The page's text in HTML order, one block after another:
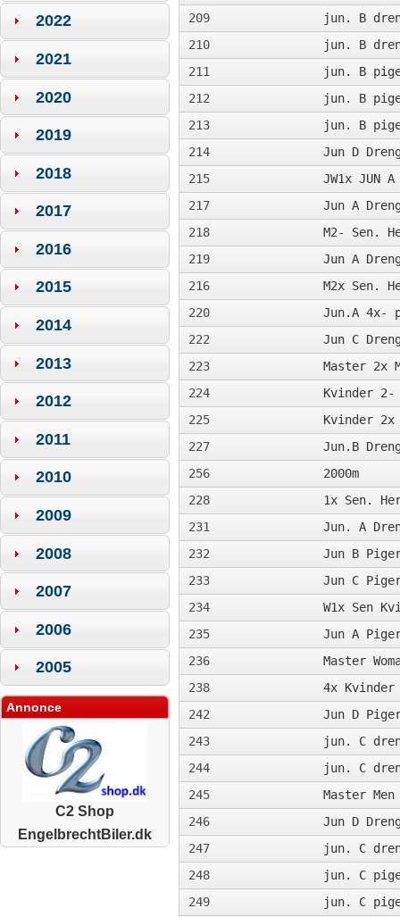
2022
2021
2020
2019
2018
2017
2016
2015
2014
2013
2012
2011
2010
2009
2008
2007
2006
2005
Annonce
C2 Shop
EngelbrechtBiler.dk
209
jun. B
210
jun. B
211
jun. B
212
jun. B
213
jun. B
214
Jun D
215
JW1x JUN A
217
Jun A
218
M2- Sen.
219
Jun A
216
M2x Sen.
220
Jun.A 4x-
222
Jun C
223
Master 2x
224
Kvinder 2-
225
Kvinder 2x
227
Jun.B
256
2000m
228
1x Sen.
231
Jun. A
232
Jun B
233
Jun C
234
W1x Sen
235
Jun A
236
Master
238
4x Kvinder
242
Jun D
243
jun. C
244
jun. C
245
Master
246
Jun D
247
jun. C
248
jun. C
249
jun. C